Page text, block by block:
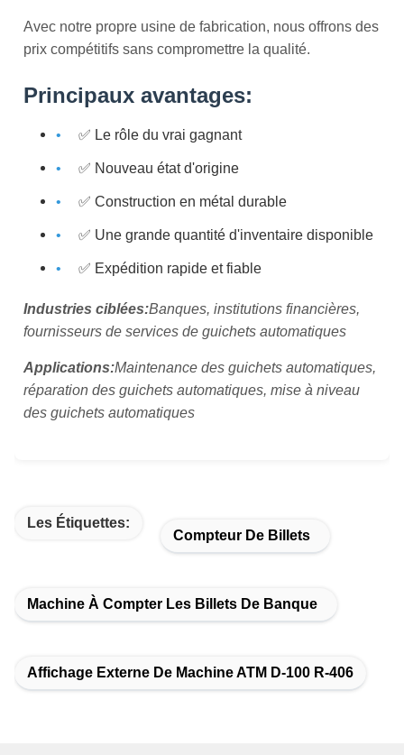
Avec notre propre usine de fabrication, nous offrons des
prix compétitifs sans compromettre la qualité.
Principaux avantages:
✅ Le rôle du vrai gagnant
✅ Nouveau état d'origine
✅ Construction en métal durable
✅ Une grande quantité d'inventaire disponible
✅ Expédition rapide et fiable
Industries ciblées:Banques, institutions financières,
fournisseurs de services de guichets automatiques
Applications:Maintenance des guichets automatiques,
réparation des guichets automatiques, mise à niveau
des guichets automatiques
Les Étiquettes:
Compteur De Billets
Machine À Compter Les Billets De Banque
Affichage Externe De Machine ATM D-100 R-406